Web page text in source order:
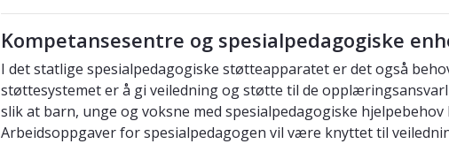
Kompetansesentre og spesialpedagogiske
I det statlige spesialpedagogiske støtteapparatet er det også
støttesystemet er å gi veiledning og støtte til de
slik at barn, unge og voksne med spesialpedagogiske
Arbeidsoppgaver for spesialpedagogen vil være knyttet til